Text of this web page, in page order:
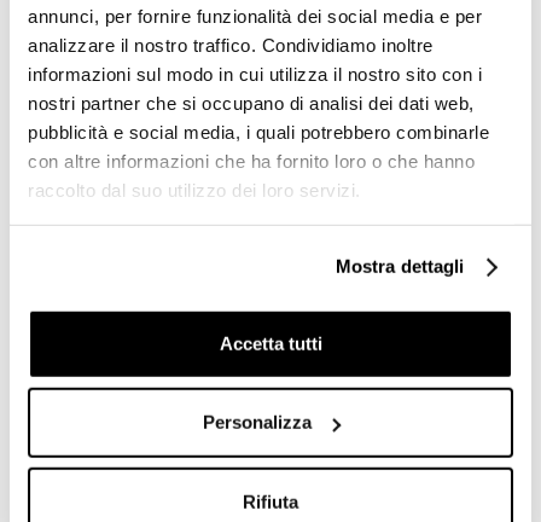
annunci, per fornire funzionalità dei social media e per
analizzare il nostro traffico. Condividiamo inoltre
informazioni sul modo in cui utilizza il nostro sito con i
nostri partner che si occupano di analisi dei dati web,
pubblicità e social media, i quali potrebbero combinarle
con altre informazioni che ha fornito loro o che hanno
raccolto dal suo utilizzo dei loro servizi.
Mostra dettagli
Accetta tutti
Personalizza
Rifiuta
Lavabo consolle d'appoggio
predisposta monoforo in
ceramica bianca 100 cm -
Frozen, Simas
Lavabo a consolle stile
classico con spalliera,
bianco lucido
105x56x20cm - Arcade,